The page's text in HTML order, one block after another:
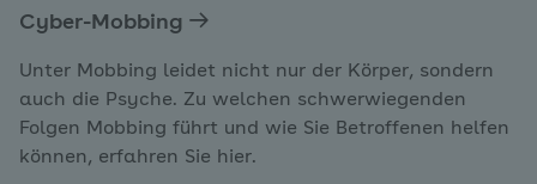
Cyber-Mobbing
Unter Mobbing leidet nicht nur der Körper, sondern
auch die Psyche. Zu welchen schwerwiegenden
Folgen Mobbing führt und wie Sie Betroffenen helfen
können, erfahren Sie hier.